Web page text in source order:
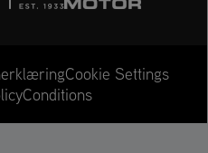
Cookie Settings
Conditions